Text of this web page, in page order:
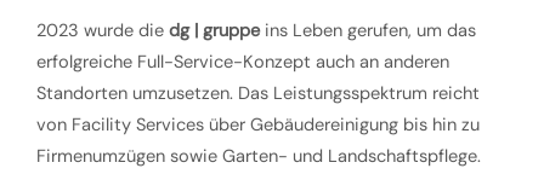
2023 wurde die dg | gruppeins Leben gerufen, um das
erfolgreiche Full-Service-Konzept auch an anderen
Standorten umzusetzen. Das Leistungsspektrum reicht
von Facility Services über Gebäudereinigung bis hin zu
Firmenumzügen sowie Garten- und Landschaftspflege.